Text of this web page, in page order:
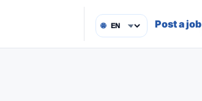
🌐 Post a job